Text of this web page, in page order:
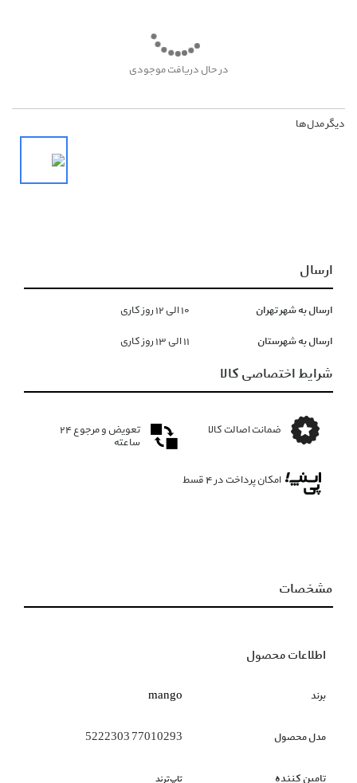
در حال دریافت موجودی
دیگر مدل‌ها
ارسال
ارسال به شهر تهران ١۰ الی ١۲ روز کاری
ارسال به شهرستان ١١ الی ١۳ روز کاری
شرایط اختصاصی کالا
ضمانت اصالت کالا
تعویض و مرجوع ۲۴
ساعته
امکان پرداخت در 4 قسط
مشخصات
اطلاعات محصول
برند mango
مدل محصول 77010293 5222303
تامین کننده تاپ‌ترند